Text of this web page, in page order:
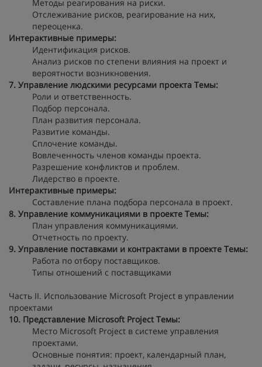
Методы реагирования на риски.
Отслеживание рисков, реагирование на них,
переоценка.
Интерактивные примеры:
Идентификация рисков.
Анализ рисков по степени влияния на проект и
вероятности возникновения.
7. Управление людскими ресурсами проекта Темы:
Роли и ответственность.
Подбор персонала.
План развития персонала.
Развитие команды.
Сплочение команды.
Вовлеченность членов команды проекта.
Разрешение конфликтов и проблем.
Лидерство в проекте.
Интерактивные примеры:
Составление плана подбора персонала в проект.
8. Управление коммуникациями в проекте Темы:
План управления коммуникациями.
Отчетность по проекту.
9. Управление поставками и контрактами в проекте Темы:
Работа по отбору поставщиков.
Типы отношений с поставщиками
Часть II. Использование Microsoft Project в управлении
проектами
10. Представление Microsoft Project Темы:
Место Microsoft Project в системе управления
проектами.
Основные понятия: проект, календарный план,